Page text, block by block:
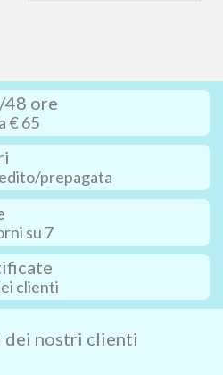
48 ore
€ 65
prepagata
su 7
clienti
dei nostri clienti